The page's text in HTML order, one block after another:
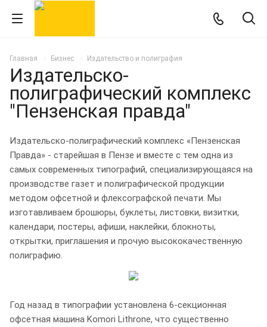
Главная Бизнес Издательство и полиграфия
Издательско-
полиграфический комплекс
"Пензенская правда"
Издательско-полиграфический комплекс «Пензенская
Правда» - старейшая в Пензе и вместе с тем одна из
самых современных типографий, специализирующаяся на
производстве газет и полиграфической продукции
методом офсетной и флексографской печати. Мы
изготавливаем брошюры, буклеты, листовки, визитки,
календари, постеры, афиши, наклейки, блокноты,
открытки, приглашения и прочую высококачественную
полиграфию.
Год назад в типографии установлена 6-секционная
офсетная машина Komori Lithrone, что существенно